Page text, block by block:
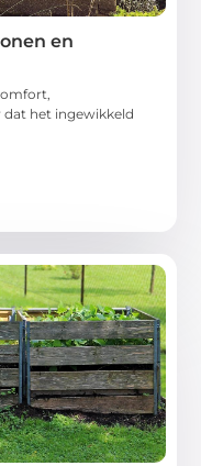
en
het ingewikkeld